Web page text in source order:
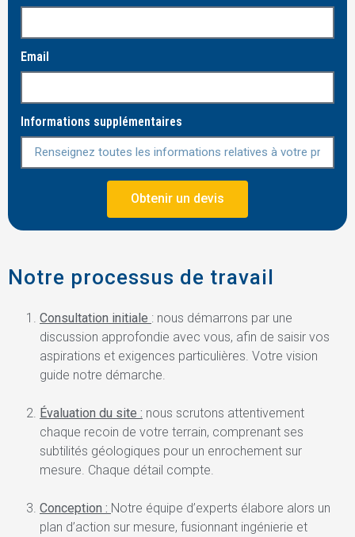
Email
Informations supplémentaires
Obtenir un devis
Notre processus de travail
Consultation initiale : nous démarrons par une
discussion approfondie avec vous, afin de saisir vos
aspirations et exigences particulières. Votre vision
guide notre démarche.
Évaluation du site : nous scrutons attentivement
chaque recoin de votre terrain, comprenant ses
subtilités géologiques pour un enrochement sur
mesure. Chaque détail compte.
Conception : Notre équipe d’experts élabore alors un
plan d’action sur mesure, fusionnant ingénierie et